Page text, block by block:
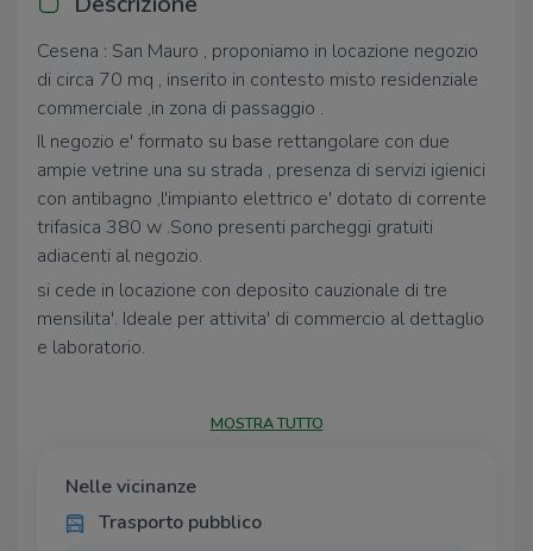
Cesena : San Mauro , proponiamo in locazione negozio
di circa 70 mq , inserito in contesto misto residenziale
commerciale ,in zona di passaggio .
Il negozio e' formato su base rettangolare con due
ampie vetrine una su strada , presenza di servizi igienici
con antibagno ,l'impianto elettrico e' dotato di corrente
trifasica 380 w .Sono presenti parcheggi gratuiti
adiacenti al negozio.
si cede in locazione con deposito cauzionale di tre
mensilita'. Ideale per attivita' di commercio al dettaglio
e laboratorio.
MOSTRA TUTTO
Nelle vicinanze
Trasporto pubblico